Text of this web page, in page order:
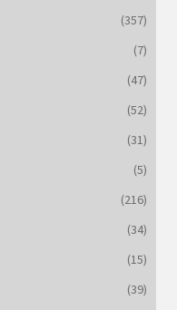
(357)
(7)
(47)
(52)
(31)
(5)
(216)
(34)
(15)
(39)